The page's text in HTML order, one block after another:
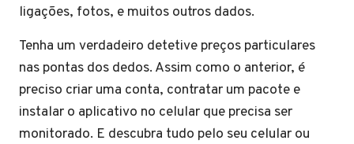
ligações, fotos, e muitos outros dados.
Tenha um verdadeiro detetive preços particulares
nas pontas dos dedos. Assim como o anterior, é
preciso criar uma conta, contratar um pacote e
instalar o aplicativo no celular que precisa ser
monitorado. E descubra tudo pelo seu celular ou